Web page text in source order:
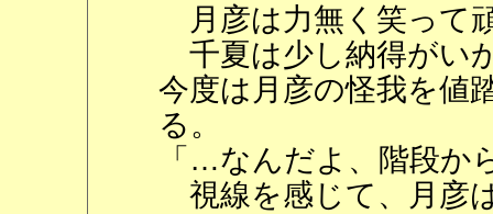
月彦は力無く笑って
千夏は少し納得がい
今度は月彦の怪我を値
る。
「…なんだよ、階段か
視線を感じて、月彦